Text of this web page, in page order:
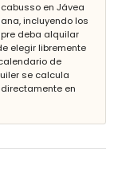
mobiliario de jardín
en Jávea
incluyendo los
deba alquilar
elegir libremente
de
se calcula
en